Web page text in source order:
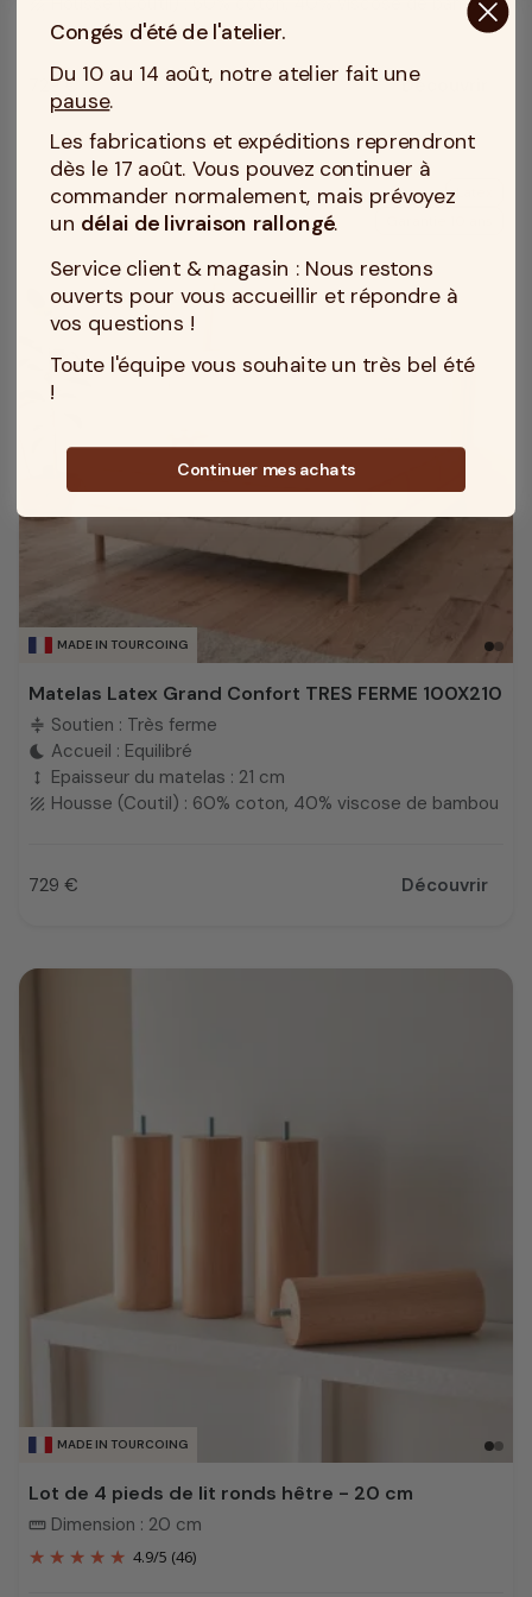
Prix
729 € Découvrir
MADE IN TOURCOING
Matelas Latex Grand Confort TRES FERME 100X210
compress Soutien : Très ferme
bedtime Accueil : Equilibré
height Epaisseur du matelas : 21 cm
texture Housse (Coutil) : 60% coton, 40% viscose de bambou
Prix
729 € Découvrir
MADE IN TOURCOING
Lot de 4 pieds de lit ronds hêtre - 20 cm
straighten Dimension : 20 cm
4.9/5 (46)
Congés d'été de l'atelier.
Du 10 au 14 août, notre atelier fait une
pause.
Les fabrications et expéditions reprendront
dès le 17 août. Vous pouvez continuer à
commander normalement, mais prévoyez
un délai de livraison rallongé.
Service client & magasin : Nous restons
ouverts pour vous accueillir et répondre à
vos questions !
Toute l'équipe vous souhaite un très bel été
!
Continuer mes achats